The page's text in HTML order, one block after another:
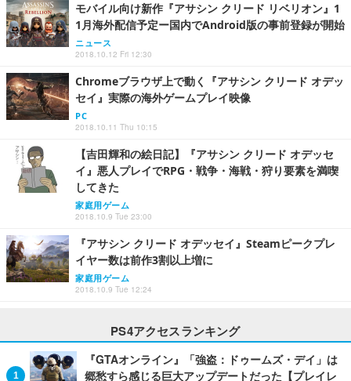
モバイル向け新作『アサシン クリード リベリオン』1
1月海外配信予定ー国内でAndroid版の事前登録が開始
ニュース
2018.10.12 Fri 12:30
Chromeブラウザ上で動く『アサシン クリード オデッ
セイ』実際の海外ゲームプレイ映像
PC
2018.10.11 Thu 10:15
【吉田輝和の絵日記】『アサシン クリード オデッセ
イ』悪人プレイでRPG・戦争・海戦・狩り要素を満喫
してきた
家庭用ゲーム
2018.10.9 Tue 23:00
『アサシン クリード オデッセイ』Steamピークプレ
イヤー数は前作3割以上増に
家庭用ゲーム
2018.10.9 Tue 12:24
PS4アクセスランキング
『GTAオンライン』「強盗：ドゥームズ・デイ」は
郷愁すら感じる巨大アップデートだった【プレイレ